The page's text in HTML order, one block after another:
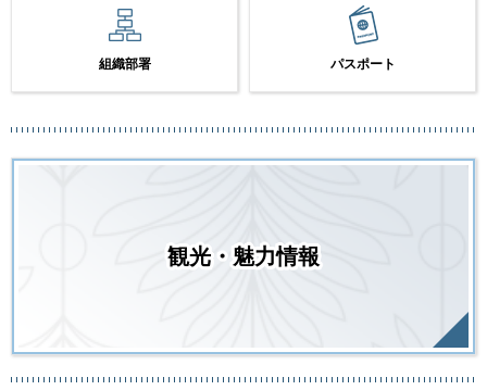
組織部署 パスポート
観光・魅力情報